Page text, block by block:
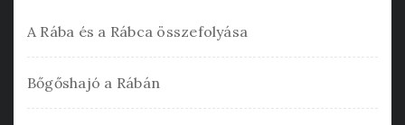
A Rába és a Rábca összefolyása
Bőgőshajó a Rábán